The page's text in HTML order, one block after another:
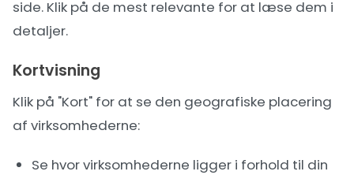
side. Klik på de mest relevante for at læse dem i
detaljer.
Kortvisning
Klik på "Kort" for at se den geografiske placering
af virksomhederne:
Se hvor virksomhederne ligger i forhold til din